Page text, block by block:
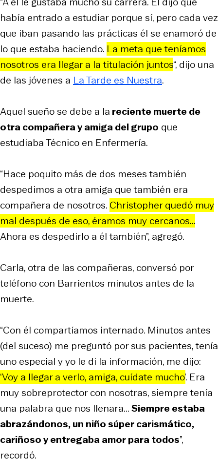
había entrado a estudiar porque sí, pero cada vez
que iban pasando las prácticas él se enamoró de
lo que estaba haciendo. La meta que teníamos
nosotros era llegar a la titulación juntos“, dijo una
de las jóvenes a La Tarde es Nuestra.
Aquel sueño se debe a la reciente muerte de
otra compañera y amiga del grupo que
estudiaba Técnico en Enfermería.
“Hace poquito más de dos meses también
despedimos a otra amiga que también era
compañera de nosotros. Christopher quedó muy
mal después de eso, éramos muy cercanos...
Ahora es despedirlo a él también”, agregó.
Carla, otra de las compañeras, conversó por
teléfono con Barrientos minutos antes de la
muerte.
“Con él compartíamos internado. Minutos antes
(del suceso) me preguntó por sus pacientes, tenía
uno especial y yo le di la información, me dijo:
‘Voy a llegar a verlo, amiga, cuídate mucho’. Era
muy sobreprotector con nosotras, siempre tenía
una palabra que nos llenara...Siempre estaba
abrazándonos, un niño súper carismático,
cariñoso y entregaba amor para todos”,
recordó.